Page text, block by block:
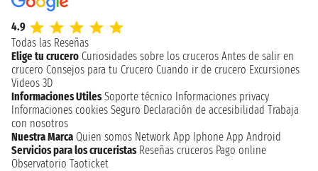
4.9
Todas las Reseñas
Elige tu crucero Curiosidades sobre los cruceros Antes de salir en
crucero Consejos para tu Crucero Cuando ir de crucero Excursiones
Videos 3D
Informaciones Utiles Soporte técnico Informaciones privacy
Informaciones cookies Seguro Declaración de accesibilidad Trabaja
con nosotros
Nuestra Marca Quien somos Network App Iphone App Android
Servicios para los cruceristas Reseñas cruceros Pago online
Observatorio Taoticket